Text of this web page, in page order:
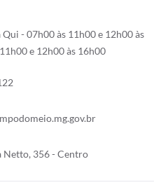
- 07h00 às 11h00 e 12h00 às
e 12h00 às 16h00
Netto, 356 - Centro